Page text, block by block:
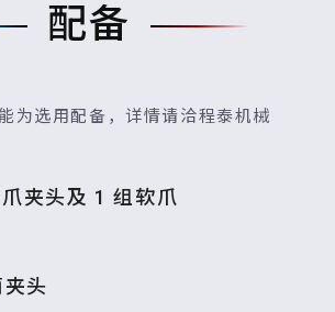
配备
为选用配备，详情请洽程泰机械
夹头及 1 组软爪
夹头